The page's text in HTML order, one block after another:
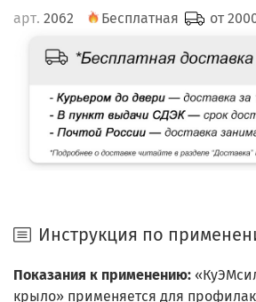
арт. 2062 Бесплатная от
Инструкция по
Показания к применению:
крыло» применяется для